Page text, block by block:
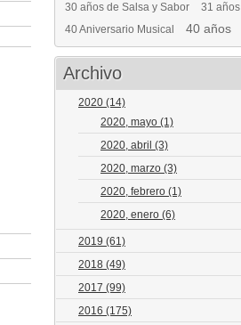
30 años de Salsa y Sabor 31 años
40 Aniversario Musical
40 años
Archivo
2020 (14)
2020, mayo (1)
2020, abril (3)
2020, marzo (3)
2020, febrero (1)
2020, enero (6)
2019 (61)
2018 (49)
2017 (99)
2016 (175)